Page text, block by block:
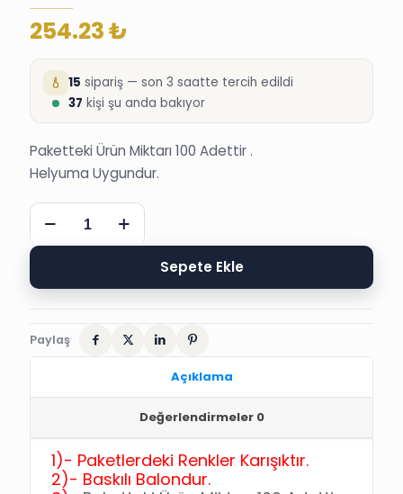
254.23₺
15 sipariş — son 3 saatte tercih edildi
37 kişi şu anda bakıyor
Paketteki Ürün Miktarı 100 Adettir .
Helyuma Uygundur.
BALON,
100
´LÜ
SÜNNET
adet
Sepete Ekle
Paylaş
Açıklama
Değerlendirmeler 0
1)- Paketlerdeki Renkler Karışıktır.
2)- Baskılı Balondur.